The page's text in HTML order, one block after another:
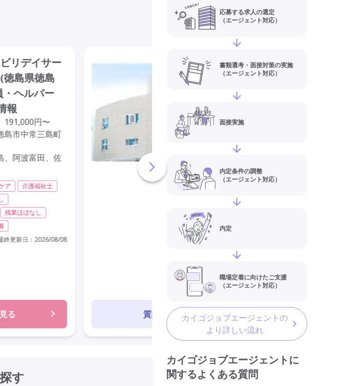
リデイサー
徳島県徳島
ヘルパー
報
191,000円〜
島市中常三島町
、阿波富田、佐
ア
介護福祉士
残業ほぼなし
終更新日： 2026/08/08
る
老人保健施設平成
徳島市)の介護職員
介護老人保健施設(老健)
質問する 求人を見る
す
応募する求人の選定
（エージェント対応）
書類選考・面接対策の実施
（エージェント対応）
面接実施
内定条件の調整
（エージェント対応）
内定
職場定着に向けたご支援
（エージェント対応）
カイゴジョブエージェントの
より詳しい流れ
カイゴジョブエージェントに
関するよくある質問